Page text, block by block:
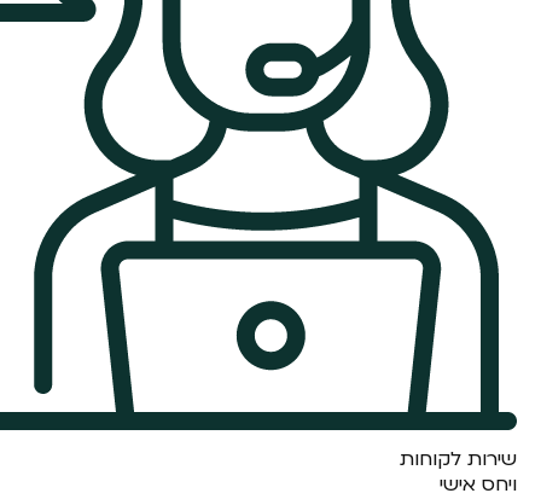
שירות לקוחות
ויחס אישי